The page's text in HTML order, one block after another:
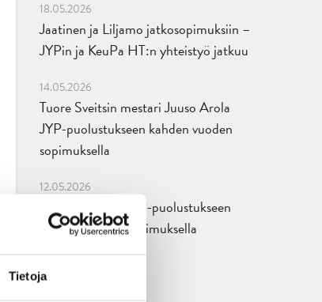
Tietoja
18.05.2026
Jaatinen ja Liljamo jatkosopimuksiin –
JYPin ja KeuPa HT:n yhteistyö jatkuu
14.05.2026
Tuore Sveitsin mestari Juuso Arola
JYP-puolustukseen kahden vuoden
sopimuksella
12.05.2026
Veeti Väisänen JYP-puolustukseen
kahden vuoden sopimuksella